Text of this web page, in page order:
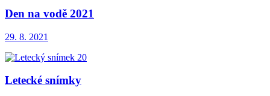
Den na vodě 2021
29. 8. 2021
Letecké snímky